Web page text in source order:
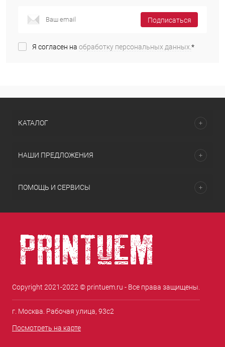
Подписаться
Я согласен на обработку персональных данных.*
КАТАЛОГ
НАШИ ПРЕДЛОЖЕНИЯ
ПОМОЩЬ И СЕРВИСЫ
Copyright 2021-2022 © printuem.ru - Все права защищены.
г. Москва. Рабочая улица, 93с2
Посмотреть на карте